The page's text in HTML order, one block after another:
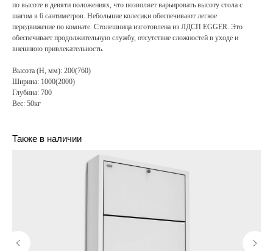
по высоте в девяти положениях, что позволяет варьировать высоту стола с
шагом в 6 сантиметров. Небольшие колесики обеспечивают легкое
передвижение по комнате. Столешница изготовлена из ЛДСП EGGER. Это
обеспечивает продолжительную службу, отсутствие сложностей в уходе и
внешнюю привлекательность.
Высота (H, мм): 200(760)
Ширина: 1000(2000)
Глубина: 700
Вес: 50кг
Также в наличии